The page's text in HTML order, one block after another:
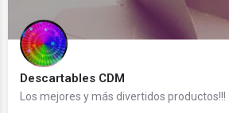
Descartables CDM
Los mejores y más divertidos productos!!!